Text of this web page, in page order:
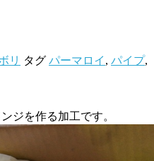
リ タグ パーマロイ , パイプ,
ジを作る加工です。